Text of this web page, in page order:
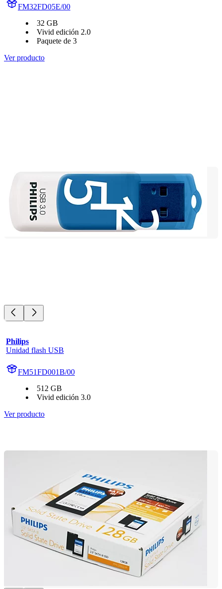
FM32FD05E/00
32 GB
Vivid edición 2.0
Paquete de 3
Ver producto
Philips
Unidad flash USB
FM51FD001B/00
512 GB
Vivid edición 3.0
Ver producto